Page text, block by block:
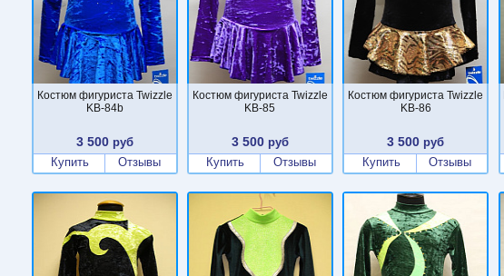
Костюм фигуриста Twizzle
KB-84b
3 500руб
Купить
Отзывы
Костюм фигуриста Twizzle
KB-85
3 500руб
Купить
Отзывы
Костюм фигуриста Twizzle
KB-86
3 500 руб
Купить
Отзывы